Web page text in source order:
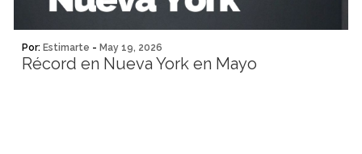
Por: Estimarte - May 19, 2026
Récord en Nueva York en Mayo